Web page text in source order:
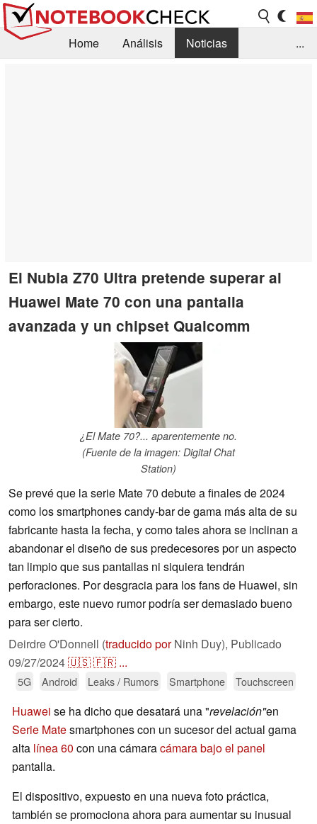
Home Análisis
Noticias
...
El Nubia Z70 Ultra pretende superar al
Huawei Mate 70 con una pantalla
avanzada y un chipset Qualcomm
¿El Mate 70?... aparentemente no.
(Fuente de la imagen: Digital Chat
Station)
Se prevé que la serie Mate 70 debute a finales de 2024
como los smartphones candy-bar de gama más alta de su
fabricante hasta la fecha, y como tales ahora se inclinan a
abandonar el diseño de sus predecesores por un aspecto
tan limpio que sus pantallas ni siquiera tendrán
perforaciones. Por desgracia para los fans de Huawei, sin
embargo, este nuevo rumor podría ser demasiado bueno
para ser cierto.
Deirdre O'Donnell (traducido porNinh Duy), Publicado
09/27/2024🇺🇸🇫🇷 ...
5G Android Leaks / Rumors Smartphone Touchscreen
Huawei se ha dicho que desatará una "revelación"en
Serie Matesmartphones con un sucesor del actual gama
alta línea 60 con una cámaracámara bajo el panel
pantalla.
El dispositivo, expuesto en una nueva foto práctica,
también se promociona ahora para aumentar su inusual